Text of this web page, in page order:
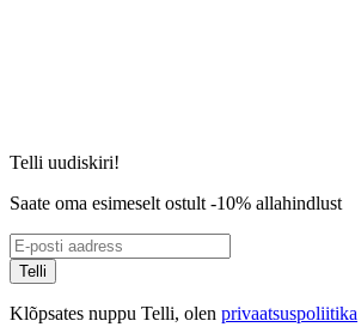
Telli uudiskiri!
Saate oma esimeselt ostult -10% allahindlust
Telli
Klõpsates nuppu Telli, olen privaatsuspoliitika